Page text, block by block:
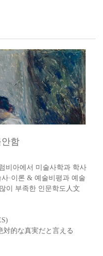
함
비아에서 미술사학과 학사
·이론 & 예술비평과 예술
이 부족한 인문학도人文
対的な真実だと言える